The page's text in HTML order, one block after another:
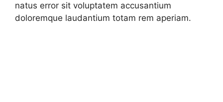
natus error sit voluptatem accusantium
doloremque laudantium totam rem aperiam.